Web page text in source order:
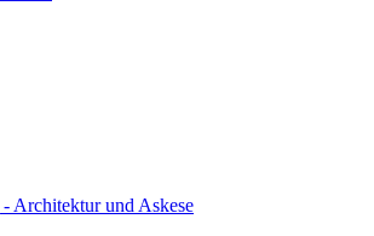
Architektur und Askese